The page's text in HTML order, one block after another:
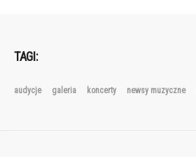
TAGI:
audycje galeria koncerty newsy muzyczne